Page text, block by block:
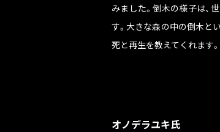
みました。倒木の様子は、
す。大きな森の中の倒木と
死と再生を教えてくれます。
オノデラユキ氏